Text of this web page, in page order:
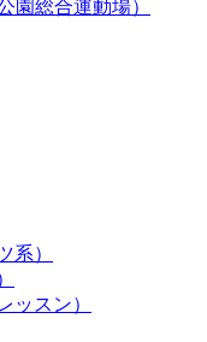
園総合運動場）
系）
ッスン）